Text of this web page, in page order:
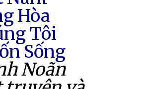
Hòa
Tôi
Sống
Noãn